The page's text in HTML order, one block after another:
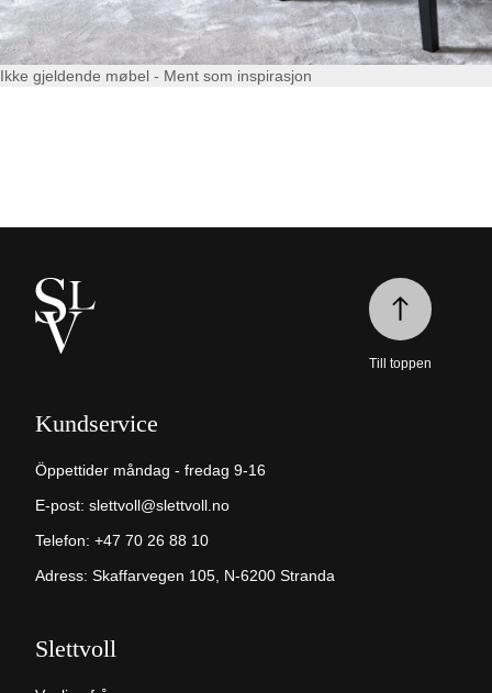
Ikke gjeldende møbel - Ment som inspirasjon
Kundservice
Öppettider måndag - fredag 9-16
E-post: slettvoll@slettvoll.no
Telefon: +47 70 26 88 10
Adress: Skaffarvegen 105, N-6200 Stranda
Slettvoll
Till toppen